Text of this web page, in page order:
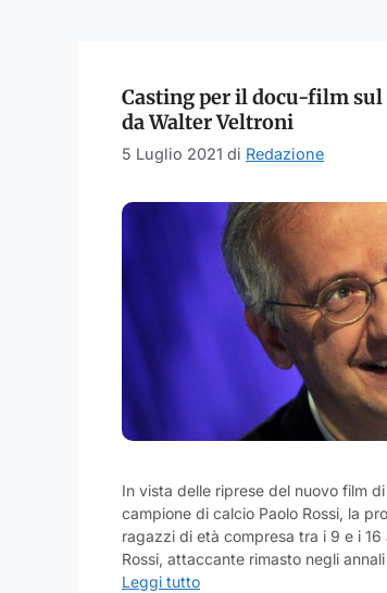
Casting per il docu-film
da Walter Veltroni
5 Luglio 2021 di Redazione
In vista delle riprese del nuovo film
campione di calcio Paolo Rossi, la
ragazzi di età compresa tra i 9 e i
Rossi, attaccante rimasto negli
Leggi tutto